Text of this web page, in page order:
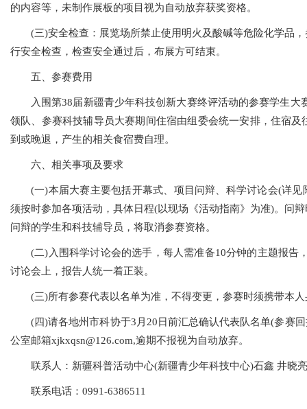
的内容等，未制作展板的项目视为自动放弃获奖资格。
(三)安全检查：展览场所禁止使用明火及酸碱等危险化学品
行安全检查，检查安全通过后，布展方可结束。
五、参赛费用
入围第38届新疆青少年科技创新大赛终评活动的参赛学生
领队、参赛科技辅导员大赛期间住宿由组委会统一安排，住宿
到或晚退，产生的相关食宿费自理。
六、相关事项及要求
(一)本届大赛主要包括开幕式、项目问辩、科学讨论会(详
须按时参加各项活动，具体日程(以现场《活动指南》为准)。问
问辩的学生和科技辅导员，将取消参赛资格。
(二)入围科学讨论会的选手，每人需准备10分钟的主题报告
讨论会上，报告人统一着正装。
(三)所有参赛代表以名单为准，不得变更，参赛时须携带本
(四)请各地州市科协于3月20日前汇总确认代表队名单(参赛
公室邮箱xjkxqsn@126.com,逾期不报视为自动放弃。
联系人：新疆科普活动中心(新疆青少年科技中心)石鑫 井晓亮
联系电话：0991-6386511